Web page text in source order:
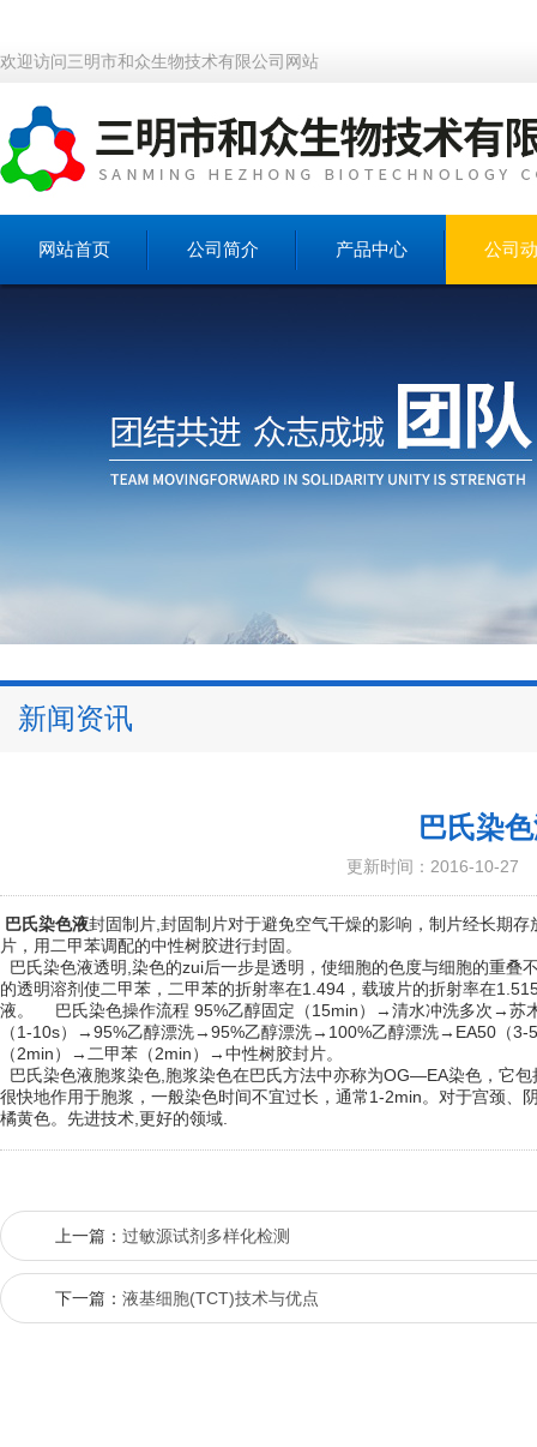
欢迎访问三明市和众生物技术有限公司网站
网站首页 公司简介 产品中心 公司
新闻资讯
巴氏染
更新时间：2016-10-27
巴氏染色液封固制片,封固制片对于避免空气干燥的影响，制片经长期
片，用二甲苯调配的中性树胶进行封固。
巴氏染色液透明,染色的zui后一步是透明，使细胞的色度与细胞的重
的透明溶剂使二甲苯，二甲苯的折射率在1.494，载玻片的折射率在
液。 巴氏染色操作流程 95%乙醇固定（15min）→清水冲洗多次→
（1-10s）→95%乙醇漂洗→95%乙醇漂洗→100%乙醇漂洗→EA50（
（2min）→二甲苯（2min）→中性树胶封片。
巴氏染色液胞浆染色,胞浆染色在巴氏方法中亦称为OG—EA染色，它
很快地作用于胞浆，一般染色时间不宜过长，通常1-2min。对于宫颈
橘黄色。先进技术,更好的领域.
上一篇： 过敏源试剂多样化检测
下一篇： 液基细胞(TCT)技术与优点